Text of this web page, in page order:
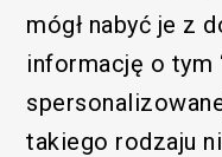
mógł nabyć je z
informację o tym
takiego rodzaju